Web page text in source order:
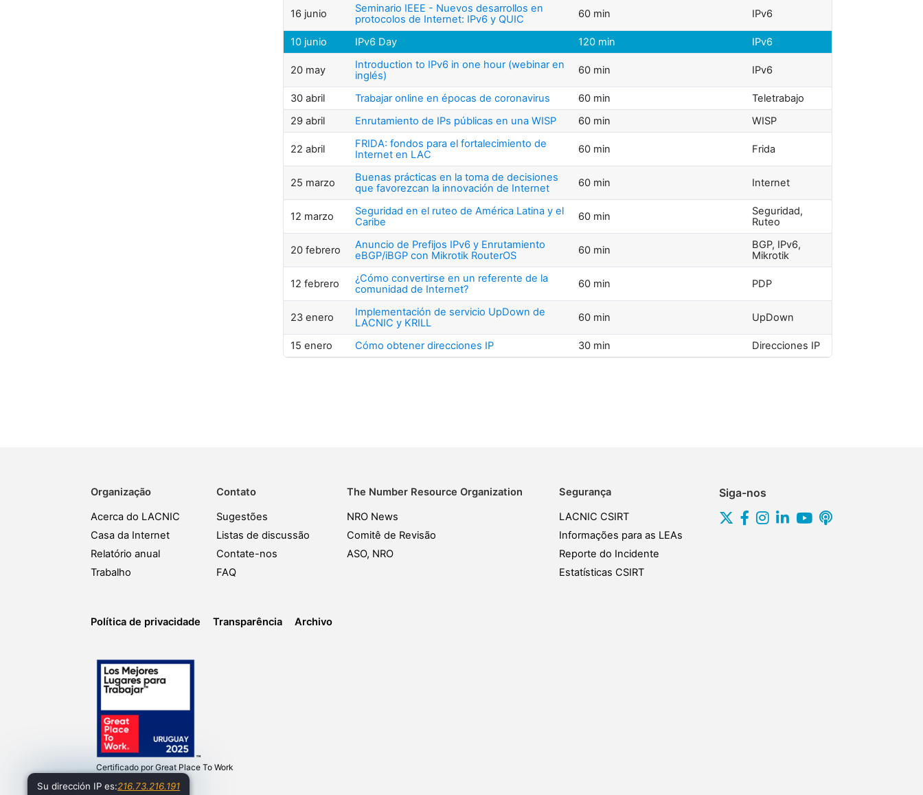
16 junio
Seminario IEEE - Nuevos desarrollos en
protocolos de Internet: IPv6 y QUIC
60 min IPv6
10 junio IPv6 Day 120 min IPv6
20 may
Introduction to IPv6 in one hour (webinar en
inglés)
60 min IPv6
30 abril Trabajar online en épocas de coronavirus 60 min
Teletrabajo
29 abril
Enrutamiento de IPs públicas en una WISP 60 min WISP
22 abril
FRIDA: fondos para el fortalecimiento de
Internet en LAC
60 min Frida
25 marzo
Buenas prácticas en la toma de decisiones
que favorezcan la innovación de Internet
60 min Internet
12 marzo
Seguridad en el ruteo de América Latina y el
Caribe
60 min
Seguridad,
Ruteo
20 febrero
Anuncio de Prefijos IPv6 y Enrutamiento
eBGP/iBGP con Mikrotik RouterOS
60 min
BGP, IPv6,
Mikrotik
12 febrero
¿Cómo convertirse en un referente de la
comunidad de Internet?
60 min PDP
23 enero
Implementación de servicio UpDown de
LACNIC y KRILL
60 min UpDown
15 enero Cómo obtener direcciones IP 30 min Direcciones IP
Organização
Acerca do LACNIC
Casa da Internet
Relatório anual
Trabalho
Contato
Sugestões
Listas de discussão
Contate-nos
FAQ
The Number Resource Organization
NRO News
Comitê de Revisão
ASO, NRO
Segurança
LACNIC CSIRT
Informações para as LEAs
Reporte do Incidente
Estatísticas CSIRT
Política de privacidade Transparência Archivo
Siga-nos
Certificado porGreat Place To Work
Su dirección IP es:216.73.216.191